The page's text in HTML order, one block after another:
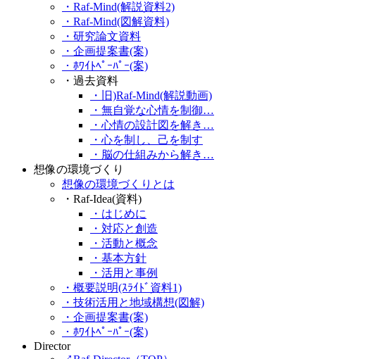
・Raf-Mind(解説資料2)
・Raf-Mind(図解資料)
・研究論文資料
・企画提案書(案)
・ﾎﾜｲﾄﾍﾟｰﾊﾟｰ(案)
・過去資料
・旧)Raf-Mind(解説動画)
・無自覚な心情を制御…
・心情の設計図を解き…
・心を制し、己を制す
・脳の仕組みから解き…
想像の環境づくり
想像の環境づくりとは
・Raf-Idea(資料)
・はじめに
・対応と創造
・活動と概念
・基本方針
・活用と事例
・概要説明(ｽﾗｲﾄﾞ資料1)
・技術活用と地域構想(図解)
・企画提案書(案)
・ﾎﾜｲﾄﾍﾟｰﾊﾟｰ(案)
Director